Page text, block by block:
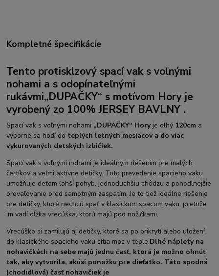
Kompletné špecifikácie
Tento protisklzový spací vak s voľnými
nohami a s odopínateľnými
rukávmi„DUPAČKY“ s motívom Hory je
vyrobený zo 100% JERSEY BAVLNY .
Spací vak s voľnými nohami „DUPAČKY“ Hory je dlhý 120cm a
výborne sa hodí do teplých letných mesiacov a do viac
vykurovaných detských izbičiek.
Spací vak s voľnými nohami je ideálnym riešením pre malých
čertíkov a veľmi aktívne detičky. Toto prevedenie spacieho vaku
umožňuje deťom ľahší pohyb, jednoduchšiu chôdzu a pohodlnejšie
prevaľovanie pred samotným zaspatím. Je to tiež ideálne riešenie
pre detičky, ktoré nechcú spať v klasickom spacom vaku, pretože
im vadí dĺžka vrecúška, ktorú majú pod nožičkami.
Vrecúško si zamilujú aj detičky, ktoré sa po prikrytí alebo uložení
do klasického spacieho vaku cítia moc v teple.Dlhé náplety na
nohavičkách na sebe majú jednu časť, ktorá je možno ohnúť
tak, aby vytvorila, akúsi ponožku pre dieťatko. Táto spodná
(chodidlová) časť nohavičiek je